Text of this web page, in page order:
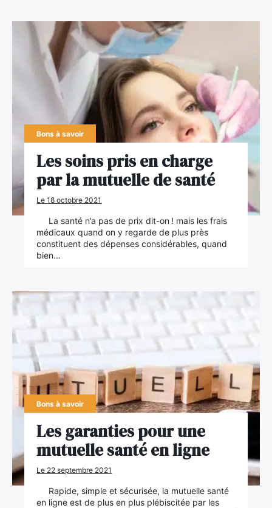
Bons à savoir
Les soins pris en charge
par la mutuelle de santé
Le 18 octobre 2021
La santé n’a pas de prix dit-on ! mais les frais
médicaux quand on y regarde de plus près
constituent des dépenses considérables, quand
bien…
Bons à savoir
Les garanties pour une
mutuelle santé en ligne
Le 22 septembre 2021
Rapide, simple et sécurisée, la mutuelle santé
en ligne est de plus en plus plébiscitée par les